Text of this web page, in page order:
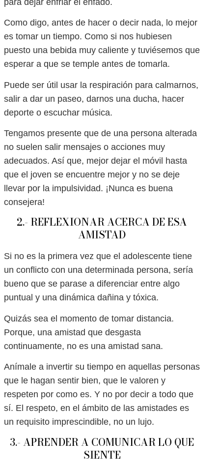
Como digo, antes de hacer o decir nada, lo mejor
es tomar un tiempo. Como si nos hubiesen
puesto una bebida muy caliente y tuviésemos que
esperar a que se temple antes de tomarla.
Puede ser útil usar la respiración para calmarnos,
salir a dar un paseo, darnos una ducha, hacer
deporte o escuchar música.
Tengamos presente que de una persona alterada
no suelen salir mensajes o acciones muy
adecuados. Así que, mejor dejar el móvil hasta
que el joven se encuentre mejor y no se deje
llevar por la impulsividad. ¡Nunca es buena
consejera!
2.- REFLEXIONAR ACERCA DE ESA
AMISTAD
Si no es la primera vez que el adolescente tiene
un conflicto con una determinada persona, sería
bueno que se parase a diferenciar entre algo
puntual y una dinámica dañina y tóxica.
Quizás sea el momento de tomar distancia.
Porque, una amistad que desgasta
continuamente, no es una amistad sana.
Anímale a invertir su tiempo en aquellas personas
que le hagan sentir bien, que le valoren y
respeten por como es. Y no por decir a todo que
sí. El respeto, en el ámbito de las amistades es
un requisito imprescindible, no un lujo.
3.- APRENDER A COMUNICAR LO QUE
SIENTE